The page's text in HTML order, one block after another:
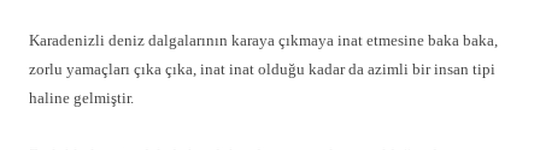
Karadenizli deniz dalgalarının karaya çıkmaya inat etmesine baka baka,
zorlu yamaçları çıka çıka, inat inat olduğu kadar da azimli bir insan tipi
haline gelmiştir.